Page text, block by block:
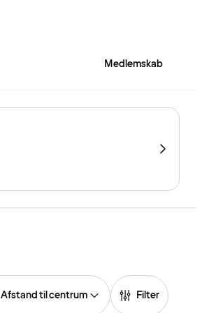
Medlemskab
Afstand til centrum Filter